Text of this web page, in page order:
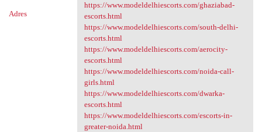
Adres
https://www.modeldelhiescorts.com/ghaziabad-
escorts.html
https://www.modeldelhiescorts.com/south-delhi-
escorts.html
https://www.modeldelhiescorts.com/aerocity-
escorts.html
https://www.modeldelhiescorts.com/noida-call-
girls.html
https://www.modeldelhiescorts.com/dwarka-
escorts.html
https://www.modeldelhiescorts.com/escorts-in-
greater-noida.html